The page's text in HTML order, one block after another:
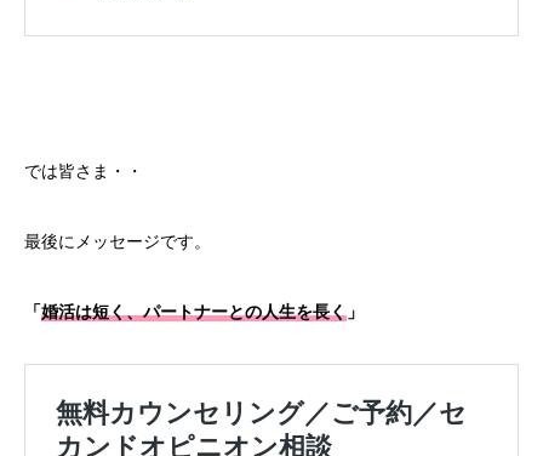
では皆さま・・
最後にメッセージです。
「婚活は短く、パートナーとの人生を長く 」